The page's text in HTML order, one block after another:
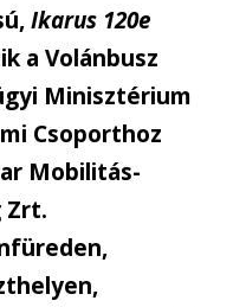
Ikarus 120e
a Volánbusz
Minisztérium
Csoporthoz
Mobilitás-
Zrt.